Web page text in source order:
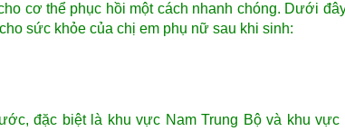
cơ thể phục hồi một cách nhanh chóng. Dưới
sức khỏe của chị em phụ nữ sau khi sinh:
đặc biệt là khu vực Nam Trung Bộ và khu